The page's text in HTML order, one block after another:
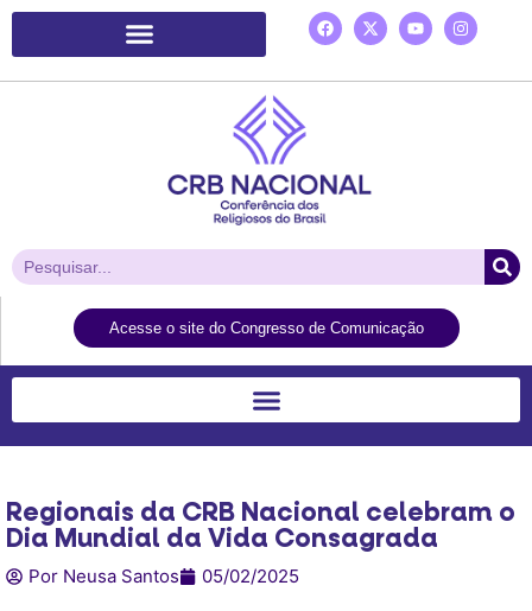
Acesse o site do Congresso de Comunicação
Regionais da CRB Nacional celebram o
Dia Mundial da Vida Consagrada
Por Neusa Santos 05/02/2025